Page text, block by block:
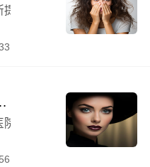
高，私密紧致成为了许
疗美容门诊部实力登顶
前十强榜单揭晓，这一消